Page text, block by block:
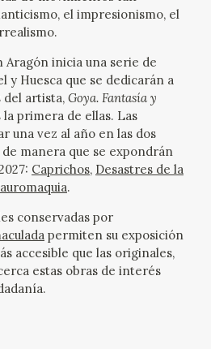
el impresionismo, el
Aragón inicia una serie de
y Huesca que se dedicarán a
del artista, Goya. Fantasía y
la primera de ellas. Las
una vez al año en las dos
manera que se expondrán
Caprichos, Desastres de la
.
conservadas por
permiten su exposición
accesible que las originales,
estas obras de interés